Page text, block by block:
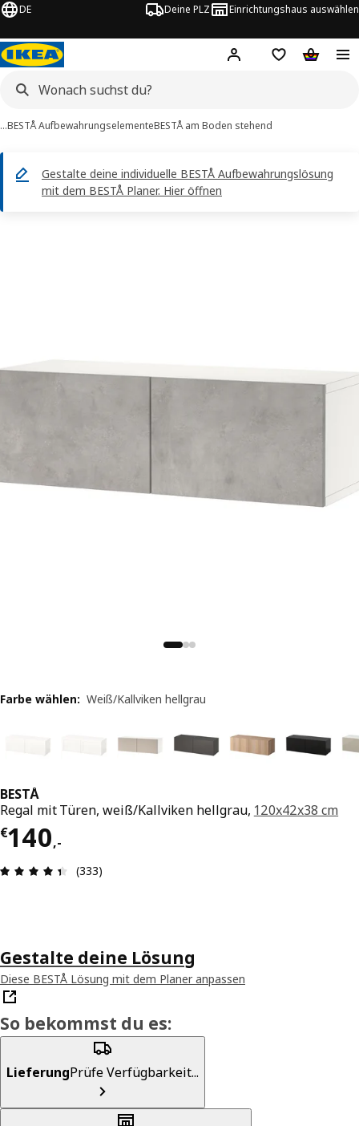
DE Deine PLZ Einrichtungshaus auswählen
Hej! Jetzt anmelden.
Einkaufsliste
…BESTÅ AufbewahrungselementeBESTÅ am Boden stehend
Gestalte deine individuelle BESTÅ Aufbewahrungslösung
mit dem BESTÅ Planer. Hier öffnen
BESTÅ
Regal mit Türen, weiß/Kallviken hellgrau, 120x42x38 cm
€140,-
Preis € 140,-
Produktbewertung: 4.4 von 5 Sterne Alle
(333)
Farbe wählen: Weiß/Kallviken hellgrau
Gestalte deine Lösung
Diese BESTÅ Lösung mit dem Planer anpassen
So bekommst du es:
LieferungPrüfe Verfügbarkeit...